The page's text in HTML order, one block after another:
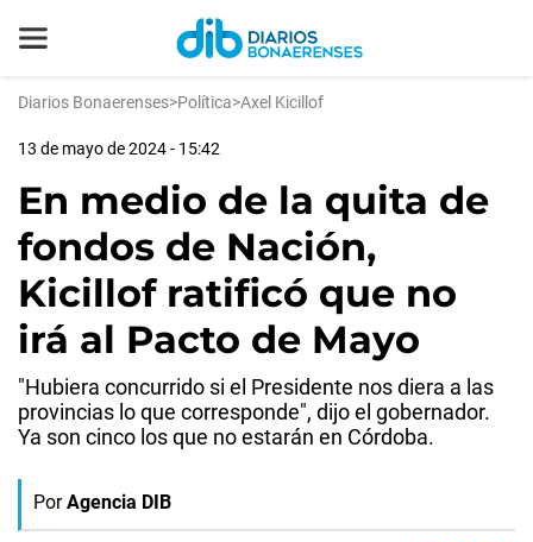
Diarios Bonaerenses>Política>Axel Kicillof
13 de mayo de 2024 - 15:42
En medio de la quita de
fondos de Nación,
Kicillof ratificó que no
irá al Pacto de Mayo
"Hubiera concurrido si el Presidente nos diera a las
provincias lo que corresponde", dijo el gobernador.
Ya son cinco los que no estarán en Córdoba.
Por Agencia DIB